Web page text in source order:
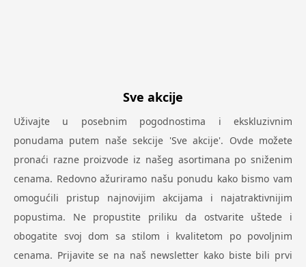
Sve akcije
Uživajte u posebnim pogodnostima i ekskluzivnim
ponudama putem naše sekcije 'Sve akcije'. Ovde možete
pronaći razne proizvode iz našeg asortimana po sniženim
cenama. Redovno ažuriramo našu ponudu kako bismo vam
omogućili pristup najnovijim akcijama i najatraktivnijim
popustima. Ne propustite priliku da ostvarite uštede i
obogatite svoj dom sa stilom i kvalitetom po povoljnim
cenama. Prijavite se na naš newsletter kako biste bili prvi